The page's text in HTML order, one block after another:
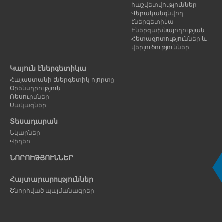
հաշվետվություններ
Վերականգնվող
էներգետիկա
Էներգախնայողության
Հետազոտություններ և
վերլուծություններ
Կայուն էներգետիկա
Հայաստանի էներգետիկ ոլորտը
Օրենսդրություն
Ռեսուրսներ
Սակագներ
Տեսադարան
Նկարներ
Վիդեո
ՆՈՐՈՒԹՅՈՒՆՆԵՐ
Հայտարարություններ
Շնորհված պայմանագրեր